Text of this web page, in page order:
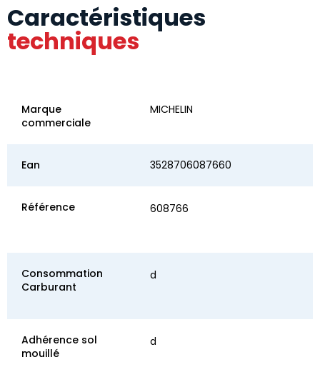
Caractéristiques
techniques
Marque
commerciale
MICHELIN
Ean 3528706087660
Référence 608766
Consommation
Carburant
d
Adhérence sol
mouillé
d